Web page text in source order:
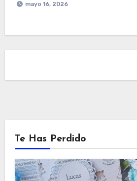
mayo 16, 2026
Te Has Perdido